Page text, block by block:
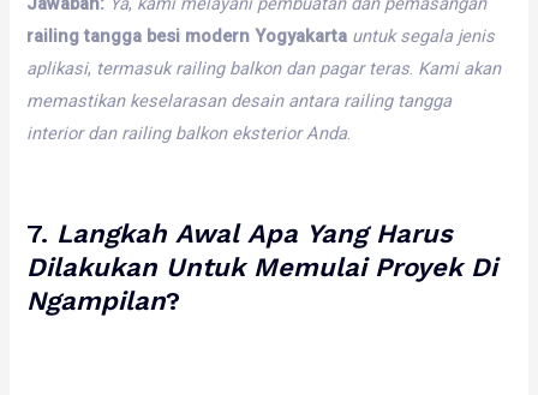
railing tangga besi modern Yogyakarta untuk segala jenis
aplikasi, termasuk railing balkon dan pagar teras. Kami akan
memastikan keselarasan desain antara railing tangga
interior dan railing balkon eksterior Anda.
7. Langkah Awal Apa Yang Harus
Dilakukan Untuk Memulai Proyek Di
Ngampilan?